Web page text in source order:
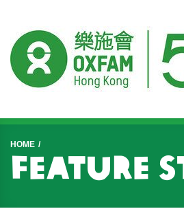
Start main content
HOME
Feature